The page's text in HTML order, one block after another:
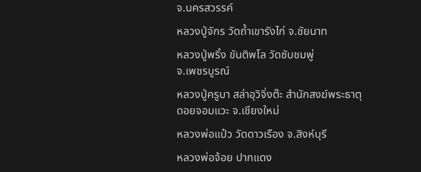
จ.นครสวรรค์
หลวงปู่จักร วัดถ้ำเขารังไก่ จ.ชัยนาท
หลวงปู่พริ้ง ขันติพโล วัดซับชมพู่
จ.เพชรบูรณ์
หลวงปู่ครูบา สล่าอุวิจิ่งต๊ะ สำนักสงฆ์พระธาตุ
ดอยจอมแวะ จ.เชียงใหม่
หลวงพ่อแป๋ว วัดดาวเรือง จ.สิงห์บุรี
หลวงพ่อจ้อย ปากแดง